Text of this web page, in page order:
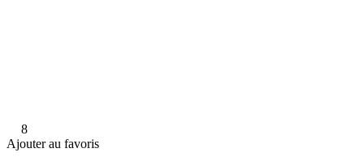
8
Ajouter au favoris